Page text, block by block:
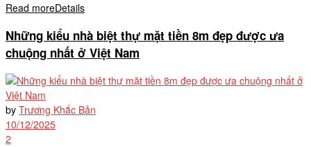
Read moreDetails
Những kiểu nhà biệt thự mặt tiền 8m đẹp được ưa
chuộng nhất ở Việt Nam
by Trương Khắc Bản
10/12/2025
2